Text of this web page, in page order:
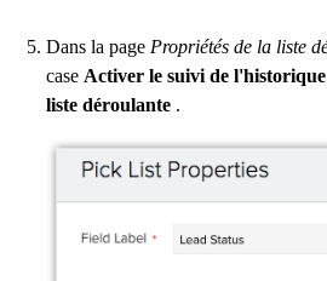
Dans la page Propriétés de la liste
case Activer le suivi de
liste déroulante .